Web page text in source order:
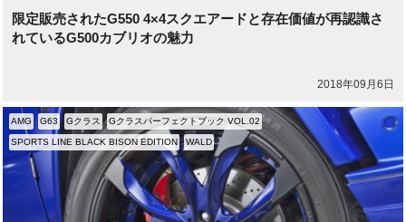
限定販売されたG550 4×4スクエアードと存在価値が再認識さ
れているG500カブリオの魅力
2018年09月6日
AMG G63 Gクラス Gクラスパーフェクトブック VOL.02
SPORTS LINE BLACK BISON EDITION WALD